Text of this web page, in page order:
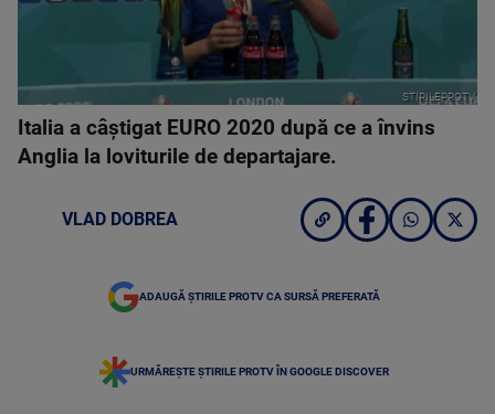
STIRILEPROTV
Italia a câştigat EURO 2020 după ce a învins
Anglia la loviturile de departajare.
VLAD DOBREA
ADAUGĂ ȘTIRILE PROTV CA SURSĂ PREFERATĂ
URMĂREȘTE ȘTIRILE PROTV ÎN GOOGLE DISCOVER